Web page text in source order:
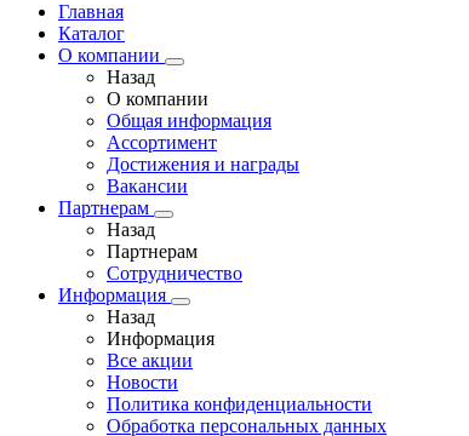
Главная
Каталог
О компании
Назад
О компании
Общая информация
Ассортимент
Достижения и награды
Вакансии
Партнерам
Назад
Партнерам
Сотрудничество
Информация
Назад
Информация
Все акции
Новости
Политика конфиденциальности
Обработка персональных данных